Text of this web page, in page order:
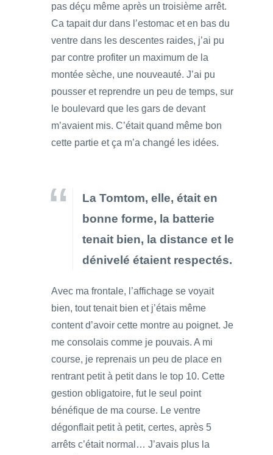
pas déçu même après un troisième arrêt.
Ca tapait dur dans l’estomac et en bas du
ventre dans les descentes raides, j’ai pu
par contre profiter un maximum de la
montée sèche, une nouveauté. J’ai pu
pousser et reprendre un peu de temps, sur
le boulevard que les gars de devant
m’avaient mis. C’était quand même bon
cette partie et ça m’a changé les idées.
La Tomtom, elle, était en
bonne forme, la batterie
tenait bien, la distance et le
dénivelé étaient respectés.
Avec ma frontale, l’affichage se voyait
bien, tout tenait bien et j’étais même
content d’avoir cette montre au poignet. Je
me consolais comme je pouvais. A mi
course, je reprenais un peu de place en
rentrant petit à petit dans le top 10. Cette
gestion obligatoire, fut le seul point
bénéfique de ma course. Le ventre
dégonflait petit à petit, certes, après 5
arrêts c’était normal… J’avais plus la